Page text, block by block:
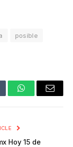
posible
WhatsAppEmail
Hoy 15 de